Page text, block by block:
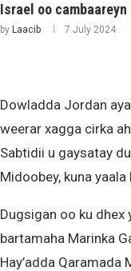
Israel oo
by Laacib 7 July 2024
Dowladda Jordan
weerar xagga cirka
Sabtidii u gaysatay
Midoobey, kuna yaala
Dugsigan oo ku dhex
bartamaha Marinka
Hay’adda Qaramada